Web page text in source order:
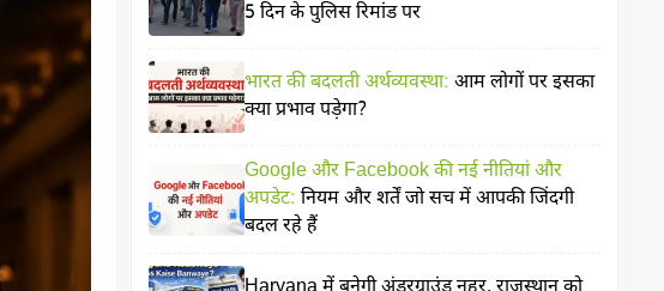
5 दिन के पुलिस रिमांड पर
भारत की बदलती अर्थव्यवस्था: आम लोगों पर इसका
क्या प्रभाव पड़ेगा?
Google और Facebook की नई नीतियां और
अपडेट: नियम और शर्तें जो सच में आपकी जिंदगी
बदल रहे हैं